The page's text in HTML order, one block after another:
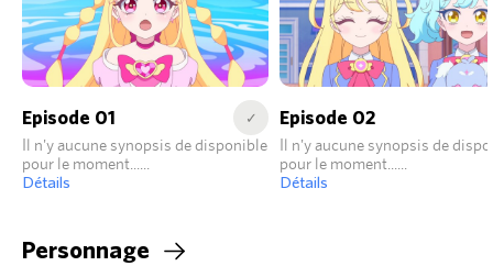
Episode 01 ✓
Il n'y aucune synopsis de disponible
pour le moment...
Détails
Episode 02
Il n'y aucune synopsis de
pour le moment...
Détails
Personnage